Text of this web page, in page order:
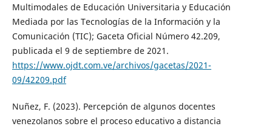
Multimodales de Educación Universitaria y Educación
Mediada por las Tecnologías de la Información y la
Comunicación (TIC); Gaceta Oficial Número 42.209,
publicada el 9 de septiembre de 2021.
https://www.ojdt.com.ve/archivos/gacetas/2021-
09/42209.pdf
Nuñez, F. (2023). Percepción de algunos docentes
venezolanos sobre el proceso educativo a distancia